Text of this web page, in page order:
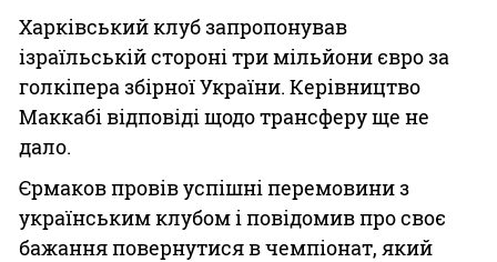
Харківський клуб запропонував
ізраїльській стороні три мільйони євро за
голкіпера збірної України. Керівництво
Маккабі відповіді щодо трансферу ще не
дало.
Єрмаков провів успішні перемовини з
українським клубом і повідомив про своє
бажання повернутися в чемпіонат, який